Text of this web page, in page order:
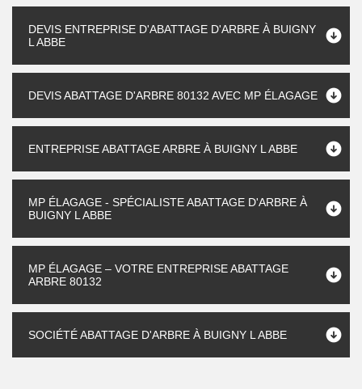
DEVIS ENTREPRISE D'ABATTAGE D'ARBRE À BUIGNY
L ABBE
DEVIS ABATTAGE D'ARBRE 80132 AVEC MP ÉLAGAGE
ENTREPRISE ABATTAGE ARBRE À BUIGNY L ABBE
MP ÉLAGAGE - SPÉCIALISTE ABATTAGE D'ARBRE À
BUIGNY L ABBE
MP ÉLAGAGE – VOTRE ENTREPRISE ABATTAGE
ARBRE 80132
SOCIÉTÉ ABATTAGE D'ARBRE À BUIGNY L ABBE